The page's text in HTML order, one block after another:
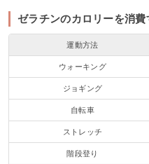
ゼラチンのカロリーを消
運動方法
ウォーキング
ジョギング
自転車
ストレッチ
階段登り